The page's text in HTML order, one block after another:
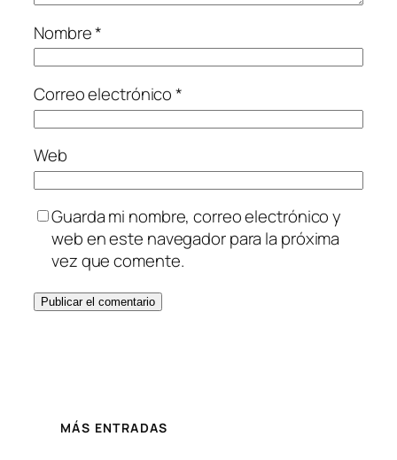
Nombre*
Correo electrónico*
Web
Guarda mi nombre, correo electrónico y
web en este navegador para la próxima
vez que comente.
MÁS ENTRADAS